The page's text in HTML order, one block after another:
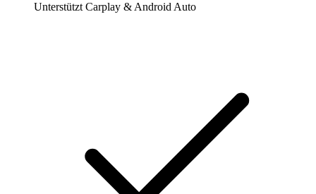
Unterstützt Carplay & Android Auto